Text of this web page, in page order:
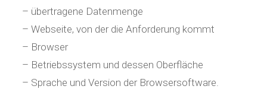
– übertragene Datenmenge
– Webseite, von der die Anforderung kommt
– Browser
– Betriebssystem und dessen Oberfläche
– Sprache und Version der Browsersoftware.